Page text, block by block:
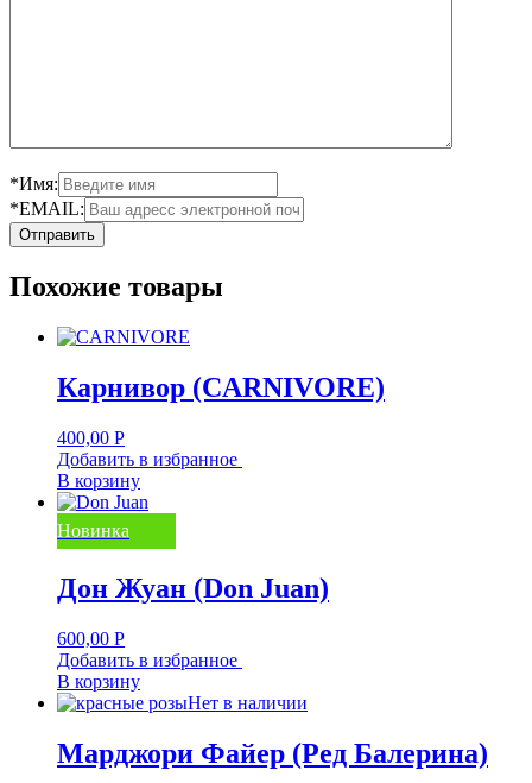
*Имя:
*EMAIL:
Похожие товары
Карнивор (CARNIVORE)
400,00 Р
Добавить в избранное
В корзину
Новинка
Дон Жуан (Don Juan)
600,00 Р
Добавить в избранное
В корзину
Нет в наличии
Марджори Файер (Ред Балерина)